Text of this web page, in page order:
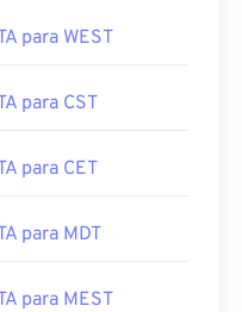
para WEST
para CST
para CET
para MDT
para MEST